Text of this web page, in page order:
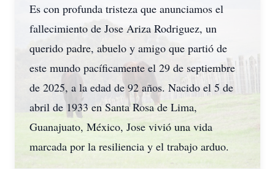
Es con profunda tristeza que anunciamos el
fallecimiento de Jose Ariza Rodriguez, un
querido padre, abuelo y amigo que partió de
este mundo pacíficamente el 29 de septiembre
de 2025, a la edad de 92 años. Nacido el 5 de
abril de 1933 en Santa Rosa de Lima,
Guanajuato, México, Jose vivió una vida
marcada por la resiliencia y el trabajo arduo.